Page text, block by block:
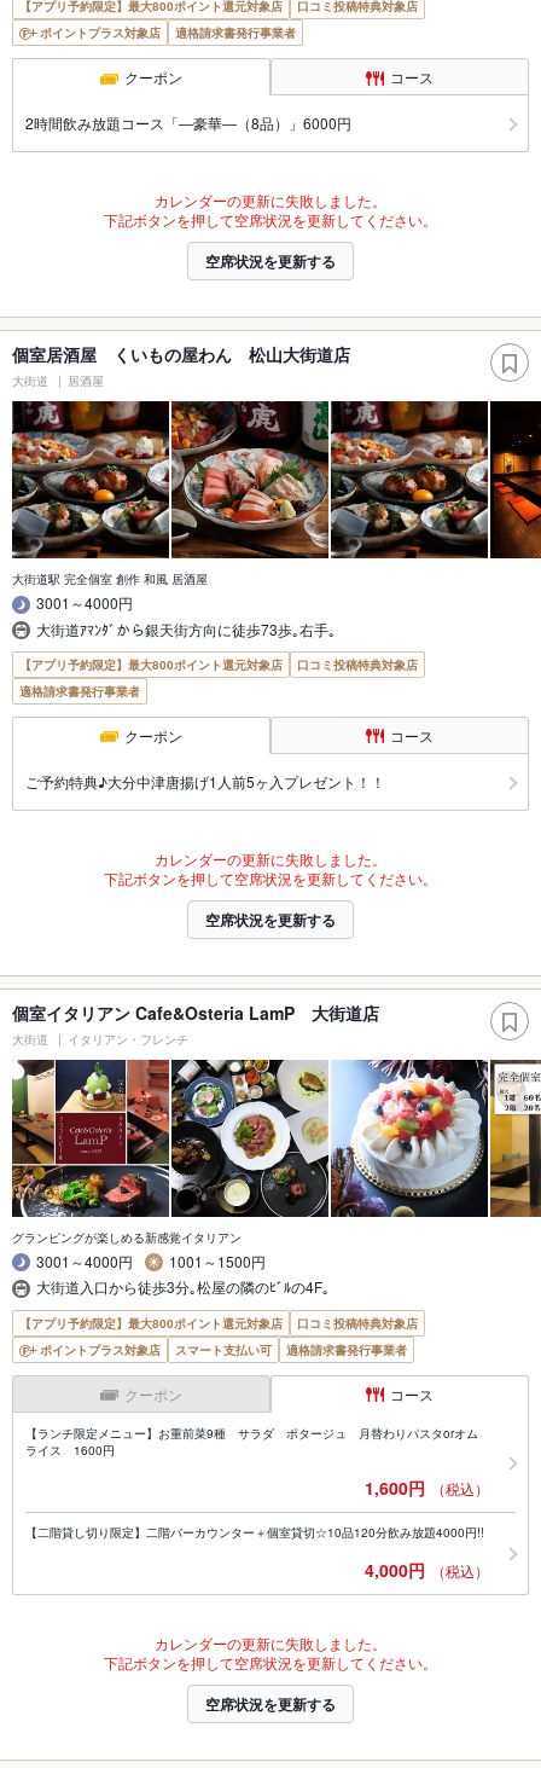
【アプリ予約限定】最大800ポイント還元対象店
口コミ投稿特典対象店
ポイントプラス対象店
適格請求書発行事業者
クーポン コース
2時間飲み放題コース「―豪華―（8品）」6000円
カレンダーの更新に失敗しました。
下記ボタンを押して空席状況を更新してください。
空席状況を更新する
個室居酒屋 くいもの屋わん 松山大街道店
大街道 居酒屋
大街道駅 完全個室 創作 和風 居酒屋
3001～4000円
大街道ｱﾏﾝﾀﾞから銀天街方向に徒歩73歩｡右手｡
【アプリ予約限定】最大800ポイント還元対象店
口コミ投稿特典対象店
適格請求書発行事業者
クーポン コース
ご予約特典♪大分中津唐揚げ1人前5ヶ入プレゼント！！
カレンダーの更新に失敗しました。
下記ボタンを押して空席状況を更新してください。
空席状況を更新する
個室イタリアン Cafe&Osteria LamP 大街道店
大街道 イタリアン・フレンチ
グランピングが楽しめる新感覚イタリアン
3001～4000円
1001～1500円
大街道入口から徒歩3分｡松屋の隣のﾋﾞﾙの4F｡
【アプリ予約限定】最大800ポイント還元対象店
口コミ投稿特典対象店
ポイントプラス対象店
スマート支払い可 適格請求書発行事業者
クーポン コース
【ランチ限定メニュー】お重前菜9種 サラダ ポタージュ 月替わりパスタorオム
ライス 1600円
1,600円 （税込）
【二階貸し切り限定】二階バーカウンター＋個室貸切☆10品120分飲み放題4000円!!
4,000円 （税込）
カレンダーの更新に失敗しました。
下記ボタンを押して空席状況を更新してください。
空席状況を更新する